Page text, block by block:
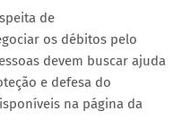
de
os débitos pelo
devem buscar ajuda
e defesa do
na página da